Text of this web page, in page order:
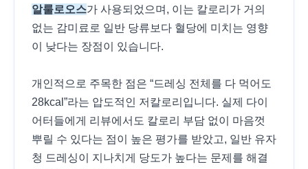
알룰로오스가 사용되었으며, 이는 칼로리가 거의
없는 감미료로 일반 당류보다 혈당에 미치는 영향
이 낮다는 장점이 있습니다.
개인적으로 주목한 점은 “드레싱 전체를 다 먹어도
28kcal”라는 압도적인 저칼로리입니다. 실제 다이
어터들에게 리뷰에서도 칼로리 부담 없이 마음껏
뿌릴 수 있다는 점이 높은 평가를 받았고, 일반 유자
청 드레싱이 지나치게 당도가 높다는 문제를 해결